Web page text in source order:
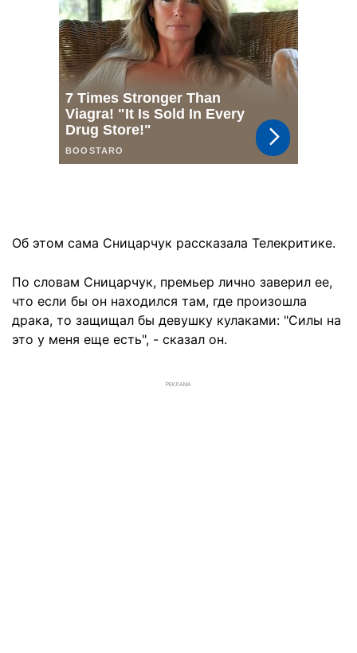
Об этом сама Сницарчук рассказала Телекритике.
По словам Сницарчук, премьер лично заверил ее,
что если бы он находился там, где произошла
драка, то защищал бы девушку кулаками: "Силы на
это у меня еще есть", - сказал он.
РЕКЛАМА